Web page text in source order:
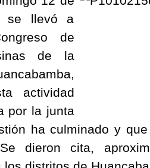
se llevó a
de
de la
actividad
por la junta
ha culminado y
dieron cita,